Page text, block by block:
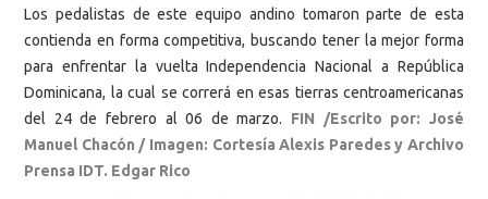
Los pedalistas de este equipo andino tomaron parte de esta
contienda en forma competitiva, buscando tener la mejor forma
para enfrentar la vuelta Independencia Nacional a República
Dominicana, la cual se correrá en esas tierras centroamericanas
del 24 de febrero al 06 de marzo. FIN /Escrito por: José
Manuel Chacón / Imagen: Cortesía Alexis Paredes y Archivo
Prensa IDT. Edgar Rico